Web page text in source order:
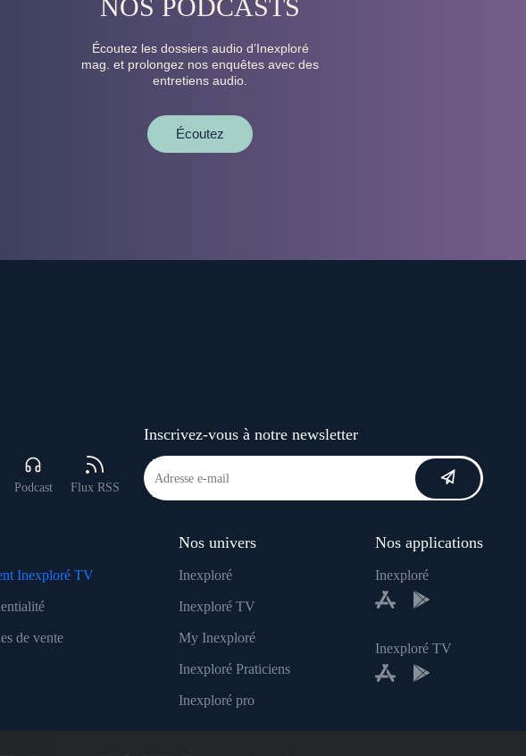
NOS PODCASTS
Écoutez les dossiers audio d’Inexploré
mag. et prolongez nos enquêtes avec des
entretiens audio.
Écoutez
Podcast Flux RSS
Inscrivez-vous à notre newsletter
Inexploré TV
de vente
Nos univers
Inexploré
Inexploré TV
My Inexploré
Inexploré Praticiens
Inexploré pro
Nos applications
Inexploré
Inexploré TV